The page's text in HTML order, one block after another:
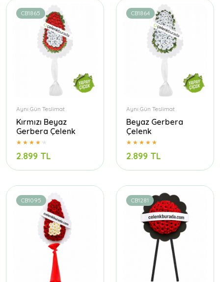
CB1865
Aynı Gün Teslimat
Kırmızı Beyaz
Gerbera Çelenk
2.899 TL
CB1864
Aynı Gün Teslimat
Beyaz Gerbera
Çelenk
2.899 TL
CB1095 CB1281